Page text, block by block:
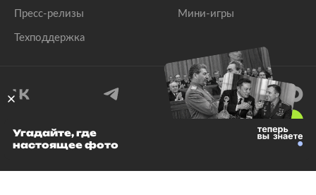
Пресс-релизы
Техподдержка
Мини-игры
© 1999–2026 Все права защищены.
Угадайте, где
настоящее фото